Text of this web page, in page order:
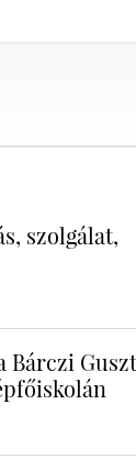
szolgálat,
Bárczi